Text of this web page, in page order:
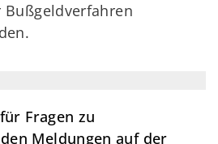
Bußgeldverfahren
Fragen zu
Meldungen auf der